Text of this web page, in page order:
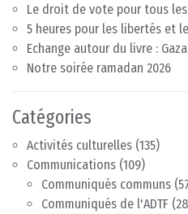
Le droit de vote pour tous
5 heures pour les libertés et
Echange autour du livre :
Notre soirée ramadan 2026
Catégories
Activités culturelles (135)
Communications (109)
Communiqués communs
Communiqués de l'ADTF